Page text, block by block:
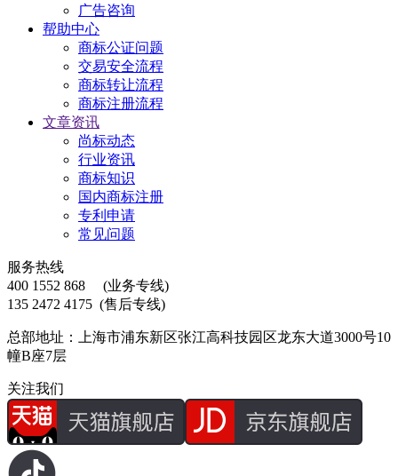
广告咨询
帮助中心
商标公证问题
交易安全流程
商标转让流程
商标注册流程
文章资讯
尚标动态
行业资讯
商标知识
国内商标注册
专利申请
常见问题
服务热线
400 1552 868
(业务专线)
135 2472 4175 (售后专线)
总部地址：上海市浦东新区张江高科技园区龙东大道3000号10
幢B座7层
关注我们